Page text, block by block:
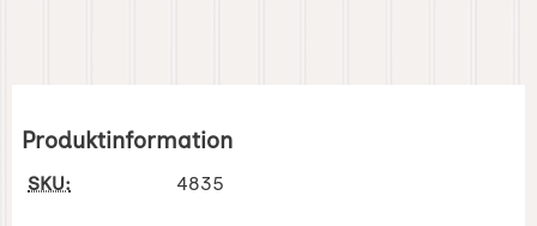
Produktinformation
SKU: 4835